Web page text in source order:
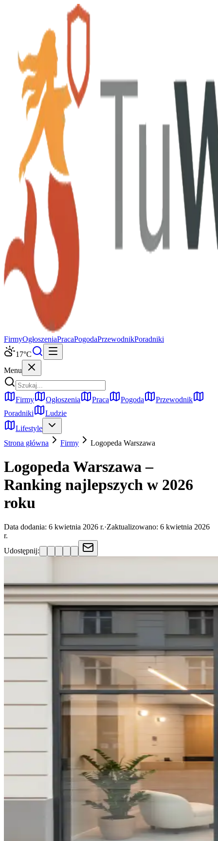
FirmyOgłoszeniaPracaPogodaPrzewodnikPoradniki
17°C
Menu
Firmy Ogłoszenia Praca Pogoda
Przewodnik
Poradniki
Ludzie
Lifestyle
Strona główna
Firmy Logopeda Warszawa
Logopeda Warszawa –
Ranking najlepszych w 2026
roku
Data dodania: 6 kwietnia 2026 r.·Zaktualizowano: 6 kwietnia 2026
r.
Udostępnij: